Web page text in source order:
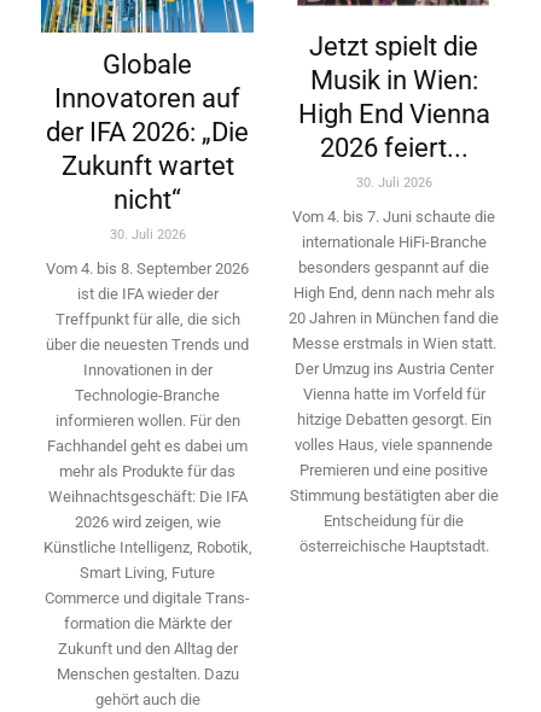
Globale
Innovatoren auf
der IFA 2026: „Die
Zukunft wartet
nicht“
30. Juli 2026
Vom 4. bis 8. September 2026
ist die IFA wieder der
Treffpunkt für alle, die sich
über die neuesten Trends und
Innovationen in der
Technologie-­Branche
informieren wollen. Für den
Fachhandel geht es dabei um
mehr als Produkte für das
Weihnachtsgeschäft: Die IFA
2026 wird ­zeigen, wie
Künstliche Intelligenz, Robotik,
Smart Living, Future
Commerce und digitale Trans­
formation die Märkte der
Zukunft und den Alltag der
Menschen gestalten. Dazu
gehört auch die
Jetzt spielt die
Musik in Wien:
High End Vienna
2026 feiert...
30. Juli 2026
Vom 4. bis 7. Juni schaute die
internationale HiFi-Branche
besonders gespannt auf die
High End, denn nach mehr als
20 Jahren in München fand die
Messe erstmals in Wien statt.
Der Umzug ins Austria Center
Vienna hatte im Vorfeld für
hitzige Debatten gesorgt. Ein
volles Haus, viele spannende
Premieren und eine positive
Stimmung bestätigten aber die
Entscheidung für die
österreichische Hauptstadt.